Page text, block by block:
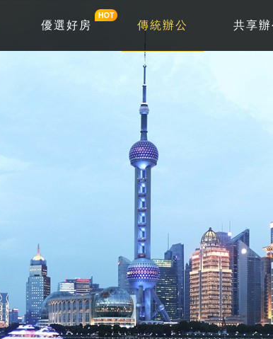
優選好房 傳統辦公 共享